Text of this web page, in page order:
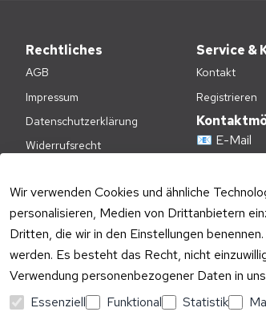
Wir verwenden Cookies und ähnliche
personalisieren, Medien von Drittanbietern
Dritten, die wir in den Einstellungen
werden. Es besteht das Recht, nicht
Verwendung personenbezogener Daten in
Essenziell
Funktional Statistik
Rechtliches
AGB
Impressum
Datenschutzerklärung
Widerrufsrecht
Versandkosten
Batteriehinweis
Verpackungshinweise
Altgeräte-Entsorgung
Vertrag widerrufen
Service &
Kontakt
Registrieren
📧 E-Mail
E-Mail
Mo – Fr
Telefon
Mo – Fr